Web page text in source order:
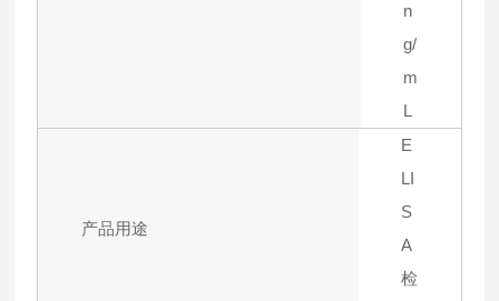
n
g/
m
L
产品用途
E
LI
S
A
检